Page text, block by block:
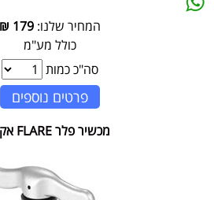
המחיר שלנו:179
₪
כולל מע"מ
סה"כ כמות
פרטים נוספים
מכשיר פלר FLARE אקצנטרי